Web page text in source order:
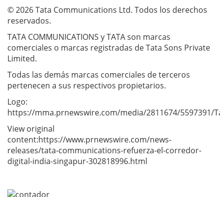
© 2026 Tata Communications Ltd. Todos los derechos
reservados.
TATA COMMUNICATIONS y TATA son marcas
comerciales o marcas registradas de Tata Sons Private
Limited.
Todas las demás marcas comerciales de terceros
pertenecen a sus respectivos propietarios.
Logo:
https://mma.prnewswire.com/media/2811674/5597391/
View original
content:https://www.prnewswire.com/news-
releases/tata-communications-refuerza-el-corredor-
digital-india-singapur-302818996.html